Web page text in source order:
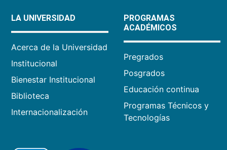
LA UNIVERSIDAD
Acerca de la Universidad
Institucional
Bienestar Institucional
Biblioteca
Internacionalización
PROGRAMAS
ACADÉMICOS
Pregrados
Posgrados
Educación continua
Programas Técnicos y
Tecnologías